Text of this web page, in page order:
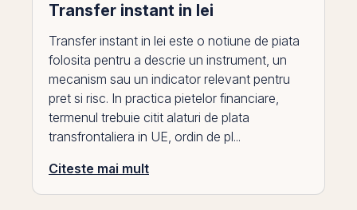
Transfer instant in lei
Transfer instant in lei este o notiune de piata
folosita pentru a descrie un instrument, un
mecanism sau un indicator relevant pentru
pret si risc. In practica pietelor financiare,
termenul trebuie citit alaturi de plata
transfrontaliera in UE, ordin de pl...
Citeste mai mult